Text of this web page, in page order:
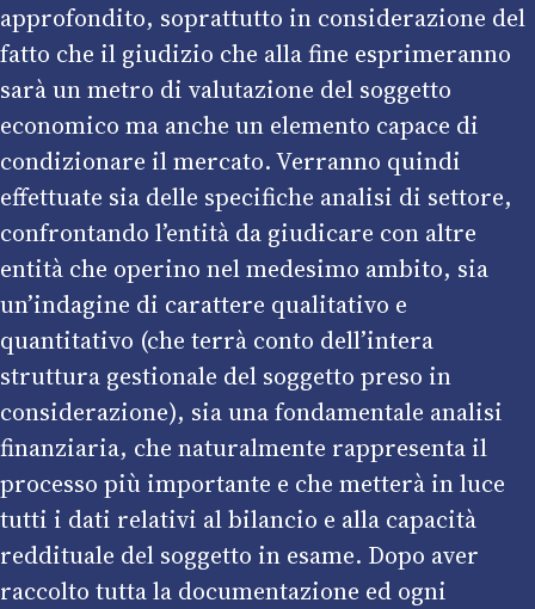
approfondito, soprattutto in considerazione del
fatto che il giudizio che alla fine esprimeranno
sarà un metro di valutazione del soggetto
economico ma anche un elemento capace di
condizionare il mercato. Verranno quindi
effettuate sia delle specifiche analisi di settore,
confrontando l’entità da giudicare con altre
entità che operino nel medesimo ambito, sia
un’indagine di carattere qualitativo e
quantitativo (che terrà conto dell’intera
struttura gestionale del soggetto preso in
considerazione), sia una fondamentale analisi
finanziaria, che naturalmente rappresenta il
processo più importante e che metterà in luce
tutti i dati relativi al bilancio e alla capacità
reddituale del soggetto in esame. Dopo aver
raccolto tutta la documentazione ed ogni